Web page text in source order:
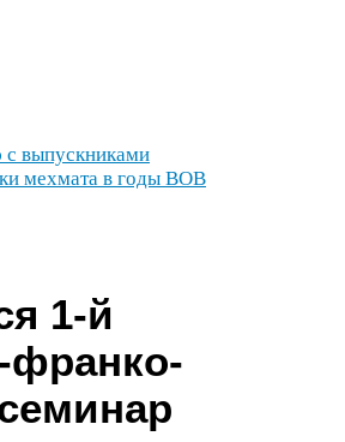
выпускниками
мехмата в годы ВОВ
1-​й
​франко-​